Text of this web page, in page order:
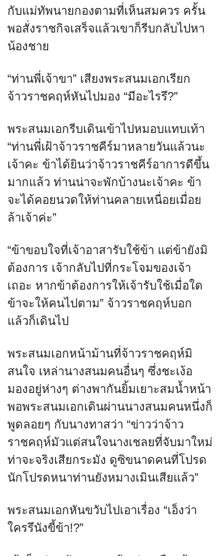
กับแม่ทัพนายกองตามที่เห็นสมควร ครั้น
พอสั่งราชกิจเสร็จแล้วเขาก็รีบกลับไปหา
น้องชาย
“ท่านพี่เจ้าขา” เสียงพระสนมเอกเรียก
จ้าวราชคฤห์หันไปมอง “มีอะไรรึ?”
พระสนมเอกรีบเดินเข้าไปหมอบแทบเท้า
“ท่านพี่เฝ้าจ้าวราชคีร์มาหลายวันแล้วนะ
เจ้าคะ ข้าได้ยินว่าจ้าวราชคีร์อาการดีขึ้น
มากแล้ว ท่านน่าจะพักบ้างนะเจ้าคะ ข้า
จะได้คอยนวดให้ท่านคลายเหนื่อยเมื่อย
ล้าเจ้าค่ะ”
“ข้าขอบใจที่เจ้าอาสารับใช้ข้า แต่ข้ายังมิ
ต้องการ เจ้ากลับไปที่กระโจมของเจ้า
เถอะ หากข้าต้องการให้เจ้ารับใช้เมื่อใด
ข้าจะให้คนไปตาม” จ้าวราชคฤห์บอก
แล้วก็เดินไป
พระสนมเอกหน้าม้านที่จ้าวราชคฤห์มิ
สนใจ เหล่านางสนมคนอื่นๆ ซึ่งชะเง้อ
มองอยู่ห่างๆ ต่างพากันยิ้มเยาะสมน้ำหน้า
พอพระสนมเอกเดินผ่านนางสนมคนหนึ่งก็
พูดลอยๆ กับนางทาสว่า “ข่าวว่าจ้าว
ราชคฤห์มัวแต่สนใจนางเชลยที่จับมาใหม่
ท่าจะจริงเสียกระมัง ดูซิขนาดคนที่โปรด
นักโปรดหนาท่านยังหมางเมินเสียแล้ว”
พระสนมเอกหันขวับไปเอาเรื่อง “เอ็งว่า
ใครรึนังขี้ข้า!?”